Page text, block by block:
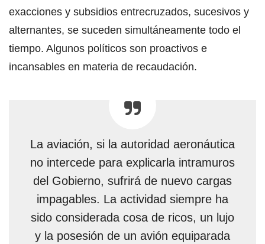
exacciones y subsidios entrecruzados, sucesivos y
alternantes, se suceden simultáneamente todo el
tiempo. Algunos políticos son proactivos e
incansables en materia de recaudación.
La aviación, si la autoridad aeronáutica
no intercede para explicarla intramuros
del Gobierno, sufrirá de nuevo cargas
impagables. La actividad siempre ha
sido considerada cosa de ricos, un lujo
y la posesión de un avión equiparada